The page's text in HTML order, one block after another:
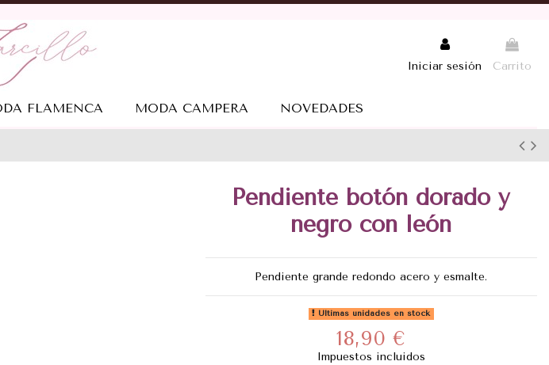
Iniciar sesión Carrito
FLAMENCA MODA CAMPERA NOVEDADES
Pendiente botón dorado y
negro con león
Pendiente grande redondo acero y esmalte.
Últimas unidades en stock
18,90 €
Impuestos incluidos